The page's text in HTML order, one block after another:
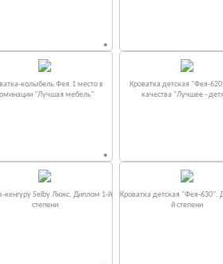
колыбель Фея.1 место в
"Лучшая мебель"
Кроватка детская "Фея-
качества "Лучшее -
кенгуру Selby Люкс. Диплом 1-й
степени
Кроватка детская "Фея-630".
й степени